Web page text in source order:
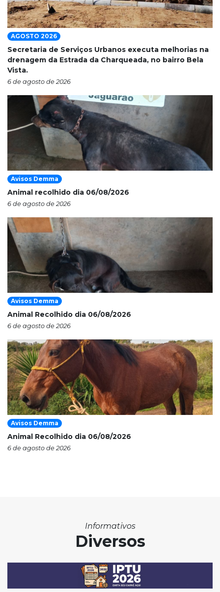
AGOSTO 2026
Secretaria de Serviços Urbanos executa melhorias na
drenagem da Estrada da Charqueada, no bairro Bela
Vista.
6 de agosto de 2026
Avisos Demma
Animal recolhido dia 06/08/2026
6 de agosto de 2026
Avisos Demma
Animal Recolhido dia 06/08/2026
6 de agosto de 2026
Avisos Demma
Animal Recolhido dia 06/08/2026
6 de agosto de 2026
Informativos
Diversos